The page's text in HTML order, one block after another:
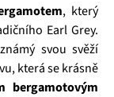
, který
Earl Grey.
svou svěží
která se krásně
bergamotovým